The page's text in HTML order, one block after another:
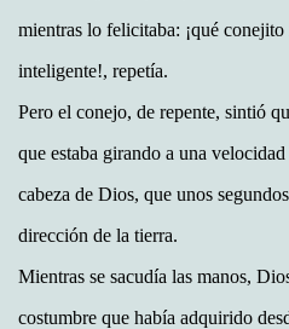
mientras lo felicitaba: ¡qué
inteligente!, repetía.
Pero el conejo, de repente, sintió
que estaba girando a una
cabeza de Dios, que unos
dirección de la tierra.
Mientras se sacudía las manos,
costumbre que había adquirido